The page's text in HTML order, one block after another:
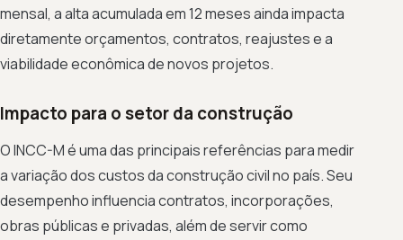
mensal, a alta acumulada em 12 meses ainda impacta
diretamente orçamentos, contratos, reajustes e a
viabilidade econômica de novos projetos.
Impacto para o setor da construção
O INCC-M é uma das principais referências para medir
a variação dos custos da construção civil no país. Seu
desempenho influencia contratos, incorporações,
obras públicas e privadas, além de servir como